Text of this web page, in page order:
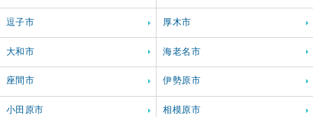
逗子市 厚木市
大和市 海老名市
座間市 伊勢原市
小田原市 相模原市